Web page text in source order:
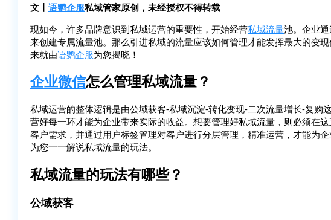
文丨 语鹦企服私域管家原创，未经授权不得转载
现如今，许多品牌意识到私域运营的重要性，开始经营私域流量池。企业
来创建专属流量池。那么引进私域的流量应该如何管理才能发挥最大的变现
来就由语鹦企服为您揭晓！
企业微信怎么管理私域流量？
私域运营的整体逻辑是由公域获客-私域沉淀-转化变现-二次流量增长-复购
营好每一环才能为企业带来实际的收益。想要管理好私域流量，则必须在
客户需求，并通过用户标签管理对客户进行分层管理，精准运营，才能为
为您一一解说私域流量的玩法。
私域流量的玩法有哪些？
公域获客